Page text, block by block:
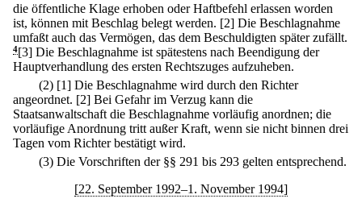
die öffentliche Klage erhoben oder Haftbefehl erlassen worden
ist, können mit Beschlag belegt werden. [2] Die Beschlagnahme
umfaßt auch das Vermögen, das dem Beschuldigten später zufällt.
4[3] Die Beschlagnahme ist spätestens nach Beendigung der
Hauptverhandlung des ersten Rechtszuges aufzuheben.
(2) [1] Die Beschlagnahme wird durch den Richter
angeordnet. [2] Bei Gefahr im Verzug kann die
Staatsanwaltschaft die Beschlagnahme vorläufig anordnen; die
vorläufige Anordnung tritt außer Kraft, wenn sie nicht binnen drei
Tagen vom Richter bestätigt wird.
(3) Die Vorschriften der §§ 291 bis 293 gelten entsprechend.
[22. September 1992–1. November 1994]